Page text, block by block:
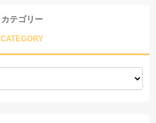
カテゴリー
CATEGORY